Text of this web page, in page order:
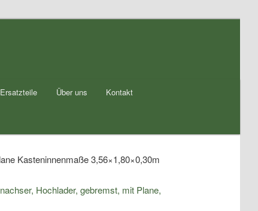
Ersatzteile Über uns Kontakt
Kasteninnenmaße 3,56×1,80×0,30m